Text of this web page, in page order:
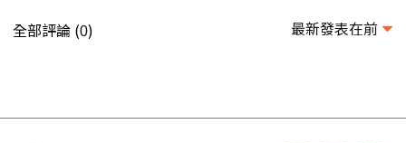
全部評論 (0) 最新發表在前